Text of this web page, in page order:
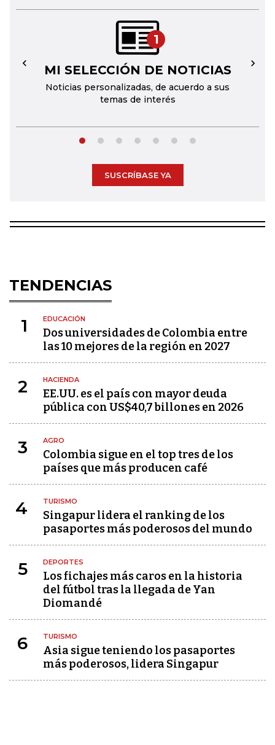
1
MI SELECCIÓN DE NOTICIAS
Noticias personalizadas, de acuerdo a sus
temas de interés
← →
SUSCRÍBASE YA
TENDENCIAS
1 EDUCACIÓN
Dos universidades de Colombia entre
las 10 mejores de la región en 2027
2 HACIENDA
EE.UU. es el país con mayor deuda
pública con US$40,7 billones en 2026
3 AGRO
Colombia sigue en el top tres de los
países que más producen café
4 TURISMO
Singapur lidera el ranking de los
pasaportes más poderosos del mundo
5 DEPORTES
Los fichajes más caros en la historia
del fútbol tras la llegada de Yan
Diomandé
6 TURISMO
Asia sigue teniendo los pasaportes
más poderosos, lidera Singapur